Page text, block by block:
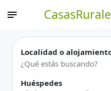
Localidad o
Huéspedes